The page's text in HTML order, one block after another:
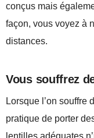
conçus mais
façon, vous voyez à
distances.
Vous souffrez
Lorsque l’on souffre
pratique de porter
lentilles adéquates